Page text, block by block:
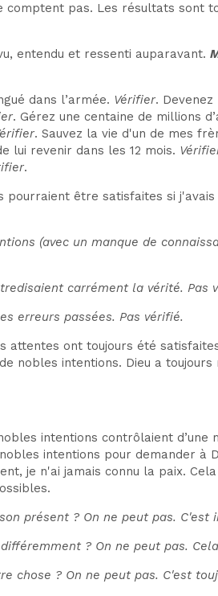
comptent pas. Les résultats
entendu et ressenti auparavant.
dans l’armée. Vérifier.
. Gérez une centaine de millions
. Sauvez la vie d'un de mes
lui revenir dans les 12 mois.
.
être satisfaites si
(avec un manque de
carrément la vérité. Pas
erreurs passées. Pas vérifié.
ont toujours été
nobles intentions. Dieu a
intentions contrôlaient d’une
intentions pour demander
je n'ai jamais connu la paix.
présent ? On ne peut pas. C'est
? On ne peut pas.
chose ? On ne peut pas. C'est